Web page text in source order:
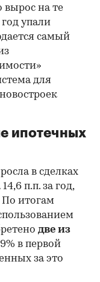
вырос на те
упали
самый
для
ипотечных
в сделках
п.п. за год,
По итогам
две из
в первой
за это